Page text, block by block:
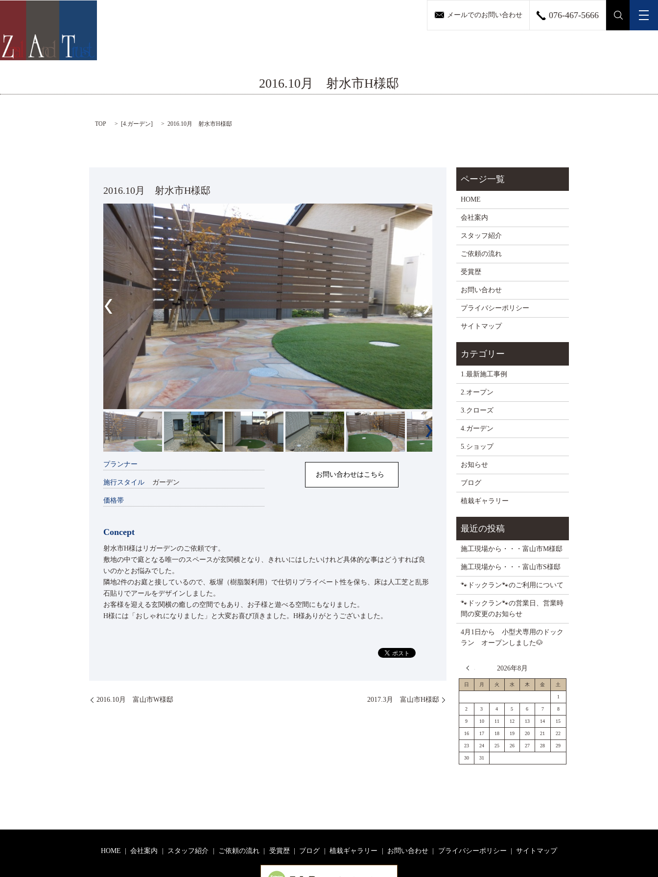
メールでのお問い合わせ 076-467-5666
2016.10月 射水市H様邸
TOP [4.ガーデン] 2016.10月 射水市H様邸
2016.10月 射水市H様邸
プランナー
施行スタイル ガーデン
価格帯
お問い合わせはこちら
Concept
射水市H様はリガーデンのご依頼です。
敷地の中で庭となる唯一のスペースが玄関横となり、きれいにはしたいけれど具体的な事はどうすれば良
いのかとお悩みでした。
隣地2件のお庭と接しているので、板塀（樹脂製利用）で仕切りプライベート性を保ち、床は人工芝と乱形
石貼りでアールをデザインしました。
お客様を迎える玄関横の癒しの空間でもあり、お子様と遊べる空間にもなりました。
H様には「おしゃれになりました」と大変お喜び頂きました。H様ありがとうございました。
2016.10月 富山市W様邸 2017.3月 富山市H様邸
HOME
会社案内
スタッフ紹介
ご依頼の流れ
受賞歴
お問い合わせ
プライバシーポリシー
サイトマップ
1.最新施工事例
2.オープン
3.クローズ
4.ガーデン
5.ショップ
お知らせ
ブログ
植栽ギャラリー
施工現場から・・・富山市M様邸
施工現場から・・・富山市S様邸
🐾ドックラン🐾のご利用について
🐾ドックラン🐾の営業日、営業時
間の変更のお知らせ
4月1日から 小型犬専用のドック
ラン オープンしました🐶
2026年8月
日 月 火 水 木 金 土
1
2 3 4 5 6 7 8
9 10 11 12 13 14 15
16 17 18 19 20 21 22
23 24 25 26 27 28 29
30 31
HOME 会社案内 スタッフ紹介 ご依頼の流れ 受賞歴 ブログ 植栽ギャラリー お問い合わせ プライバシーポリシー サイトマップ